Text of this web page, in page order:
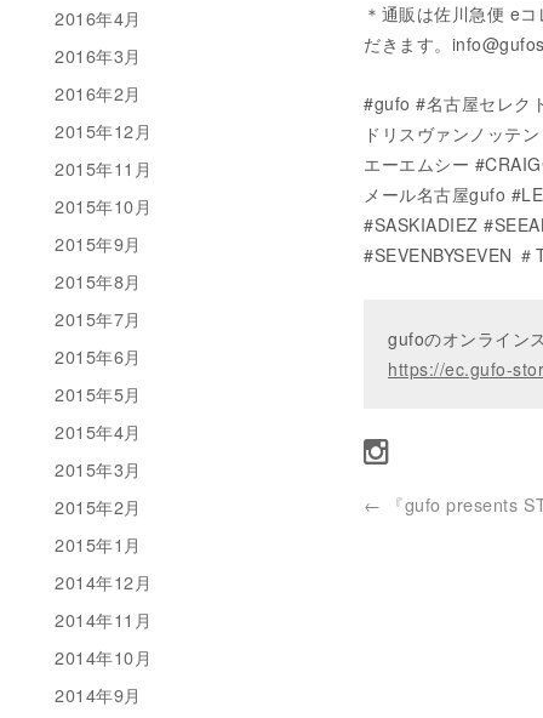
＊通販は佐川急便 e
だきます。
#gufo #名古屋セレク
ドリスヴァンノッテ
エーエムシー
メール名古屋gufo
#SASKIADIEZ
#SEVENBYSEVEN ＃
gufoのオンライン
https://ec.gufo-
← 『gufo presents
2016年4月
2016年3月
2016年2月
2015年12月
2015年11月
2015年10月
2015年9月
2015年8月
2015年7月
2015年6月
2015年5月
2015年4月
2015年3月
2015年2月
2015年1月
2014年12月
2014年11月
2014年10月
2014年9月